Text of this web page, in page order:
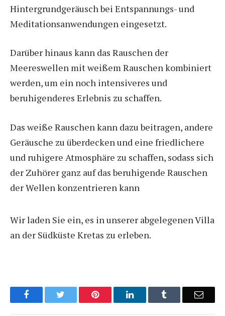
Hintergrundgeräusch bei Entspannungs- und
Meditationsanwendungen eingesetzt.
Darüber hinaus kann das Rauschen der
Meereswellen mit weißem Rauschen kombiniert
werden, um ein noch intensiveres und
beruhigenderes Erlebnis zu schaffen.
Das weiße Rauschen kann dazu beitragen, andere
Geräusche zu überdecken und eine friedlichere
und ruhigere Atmosphäre zu schaffen, sodass sich
der Zuhörer ganz auf das beruhigende Rauschen
der Wellen konzentrieren kann
Wir laden Sie ein, es in unserer abgelegenen Villa
an der Südküste Kretas zu erleben.
Facebook Pinterest LinkedIn Email